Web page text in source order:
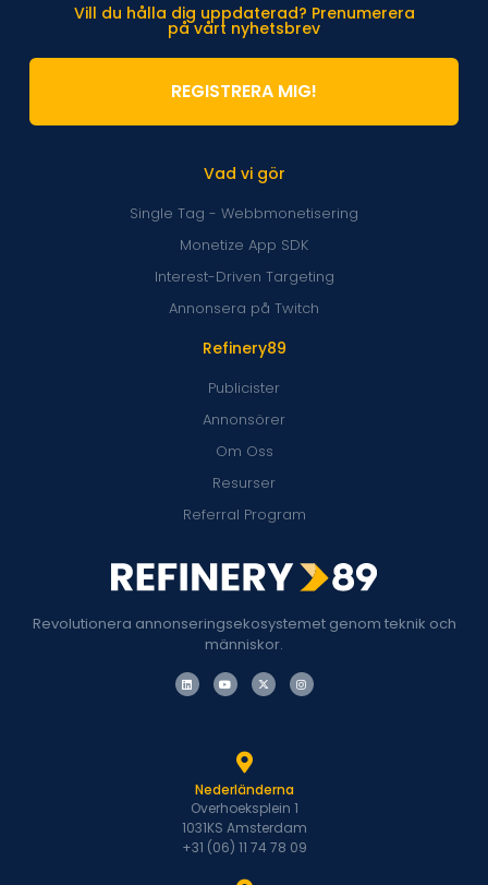
Revolutionera annonseringsekosystemet genom teknik och
människor.
Refinery89
Publicister
Annonsörer
Om Oss
Resurser
Referral Program
Vad vi gör
Single Tag - Webbmonetisering
Monetize App SDK
Interest-Driven Targeting
Annonsera på Twitch
Vill du hålla dig uppdaterad? Prenumerera
på vårt nyhetsbrev
REGISTRERA MIG!
Nederländerna
Overhoeksplein 1
1031KS Amsterdam
+31 (06) 11 74 78 09